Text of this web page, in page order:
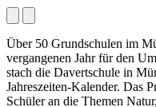
Über 50 Grundschulen im
vergangenen Jahr für den
stach die Davertschule in
Jahreszeiten-Kalender. Das
Schüler an die Themen